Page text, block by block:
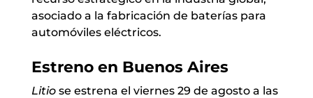
asociado a la fabricación de baterías para
automóviles eléctricos.
Estreno en Buenos Aires
Litio se estrena el viernes 29 de agosto a las